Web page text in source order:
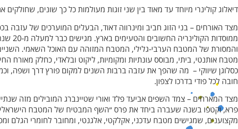
דיאלוג קולינרי מיוחד עד מאוד בין שני זוגות מעולמות כל כך שונים,
מצד האורחים – בני הזוג חביב ומינרווה דאוד, הבעלים המוערכים של עזבה
ממוסדות
והמסורת של המטבח הערבי-גלילי, המטבח המזוהה עם האוכל השאמי.
מטבח אותנטי, ביתי, מבוסס עונתיות ומקומיות, ליקוט ובלאדי, כחלק מאורח
כסלוגן שיווקי – מה שהפך את עזבה ברבות השנים למקום פורץ דרך ושפה,
חובה לכל פודי בדרכו לצפון.
מצד המארחים – צמד השפים אביעד פלד ואורי שטיינברג המובילים מזה
פרא, וקטפו בשנה שעברה ביחד את פרס ״השף המבטיח של המטבח
מקצוענים, שמגישים מטבח עדכני, אקלקטי, אלגנטי, ומחובר לחומרי הגלם